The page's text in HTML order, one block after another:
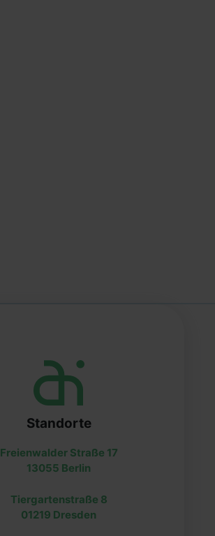
Standorte
Freienwalder Straße 17
13055 Berlin
Tiergartenstraße 8
01219 Dresden